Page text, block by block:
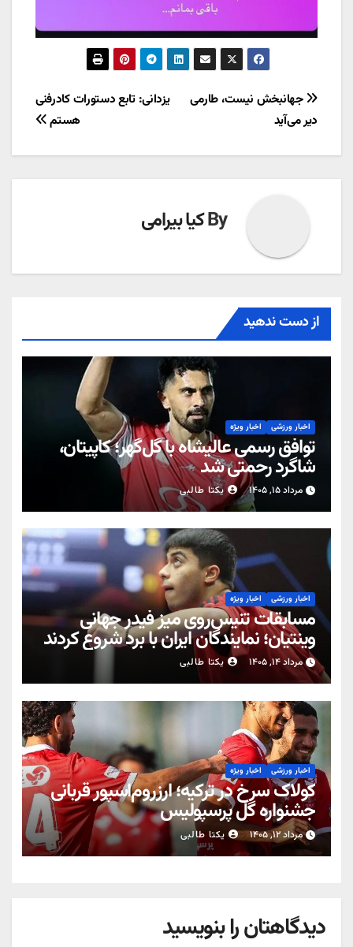
راهبری
نوشته
یزدانی: تابع دستورات کادرفنی
هستم
جهانبخش نیست، طارمی
دیر می‌آید
Byکیا بیرامی
از دست ندهید
اخبار ورزشی اخبار ویژه
توافق رسمی عالیشاه با گل‌گهر؛ کاپیتان،
شاگرد رحمتی شد
مرداد ۱۵, ۱۴۰۵ یکتا طالبی
اخبار ورزشی اخبار ویژه
مسابقات تنیس‌روی میز فیدر جهانی
وینتیان؛ نمایندگان ایران با برد شروع کردند
مرداد ۱۴, ۱۴۰۵ یکتا طالبی
اخبار ورزشی اخبار ویژه
کولاک سرخ در ترکیه؛ ارزروم‌اسپور قربانی
جشنواره گل پرسپولیس
مرداد ۱۲, ۱۴۰۵ یکتا طالبی
دیدگاهتان را بنویسید